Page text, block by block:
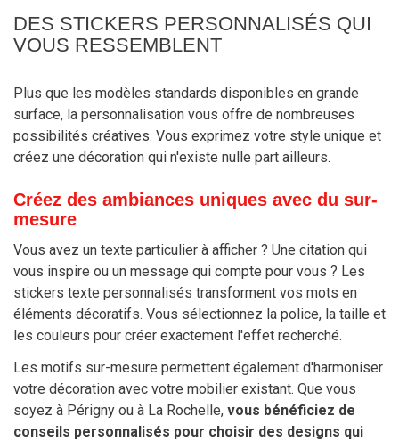
DES STICKERS PERSONNALISÉS QUI
VOUS RESSEMBLENT
Plus que les modèles standards disponibles en grande
surface, la personnalisation vous offre de nombreuses
possibilités créatives. Vous exprimez votre style unique et
créez une décoration qui n'existe nulle part ailleurs.
Créez des ambiances uniques avec du sur-
mesure
Vous avez un texte particulier à afficher ? Une citation qui
vous inspire ou un message qui compte pour vous ? Les
stickers texte personnalisés transforment vos mots en
éléments décoratifs. Vous sélectionnez la police, la taille et
les couleurs pour créer exactement l'effet recherché.
Les motifs sur-mesure permettent également d'harmoniser
votre décoration avec votre mobilier existant. Que vous
soyez à Périgny ou à La Rochelle, vous bénéficiez de
conseils personnalisés pour choisir des designs qui